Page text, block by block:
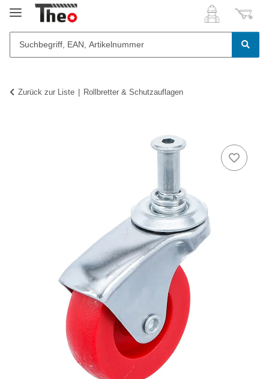
Zurück zur Liste Rollbretter & Schutzauflagen